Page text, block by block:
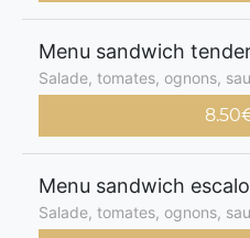
Menu sandwich
Salade, tomates, ognons,
8.50
Menu sandwich
Salade, tomates, ognons,